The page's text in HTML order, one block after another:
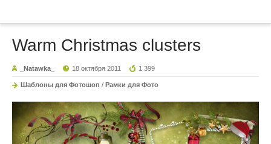
Warm Christmas clusters
_Natawka_ 18 октября 2011 1 399
Шаблоны для Фотошоп / Рамки для Фото